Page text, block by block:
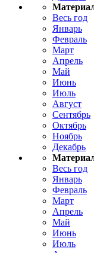
Весь год
Январь
Февраль
Март
Апрель
Май
Июнь
Июль
Август
Сентябрь
Октябрь
Ноябрь
Декабрь
Весь год
Январь
Февраль
Март
Апрель
Май
Июнь
Июль